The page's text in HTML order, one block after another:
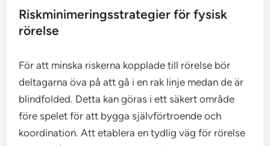
Riskminimeringsstrategier för fysisk
rörelse
För att minska riskerna kopplade till rörelse bör
deltagarna öva på att gå i en rak linje medan de är
blindfolded. Detta kan göras i ett säkert område
före spelet för att bygga självförtroende och
koordination. Att etablera en tydlig väg för rörelse